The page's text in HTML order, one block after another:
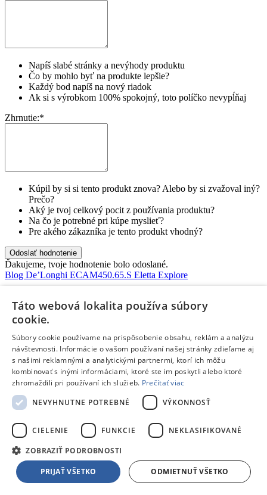
Napíš slabé stránky a nevýhody produktu
Čo by mohlo byť na produkte lepšie?
Každý bod napíš na nový riadok
Ak si s výrobkom 100% spokojný, toto políčko nevypĺňaj
Zhrnutie:*
Kúpil by si si tento produkt znova? Alebo by si zvažoval iný?
Prečo?
Aký je tvoj celkový pocit z používania produktu?
Na čo je potrebné pri kúpe myslieť?
Pre akého zákazníka je tento produkt vhodný?
Odoslať hodnotenie
Ďakujeme, tvoje hodnotenie bolo odoslané.
Blog De’Longhi ECAM450.65.S Eletta Explore
De'Longhi ponúka viac ako 50 nápojov.
Čítať článok
BlogNavigačné schopnosti robotických kosačiek Ecovacs
Inteligentné robotické kosačky Ecovacs sa navigujú a kosia bez
potreby inštalácie obvodových káblov. Zabudnite na zložitú,
finančne nákladnú a dlhotrvajúcu inštaláciu. Robotická kosačka je
pripravená už za pár minút. Inteligentné plánovanie kosenia,
vyhýbanie sa prekážkam či zakázané zóny sú pri robotických
kosačkách Ecovacs samozrejmosťou.
Záleží nám na našich zákazníkoch.
nákup u nás skutočne oplatí.
Nevieš sa rozhodnúť alebo potrebuješ poradiť? Neváhaj a obráť
sa na našich odborníkov, sú tu len pre teba!
Táto webová lokalita používa súbory
cookie.
Súbory cookie používame na prispôsobenie obsahu, reklám a analýzu
návštevnosti. Informácie o vašom používaní našej stránky zdieľame aj
s našimi reklamnými a analytickými partnermi, ktorí ich môžu
kombinovať s inými informáciami, ktoré ste im poskytli alebo ktoré
zhromaždili pri používaní ich služieb. Prečítať viac
NEVYHNUTNE POTREBNÉ
VÝKONNOSŤ
CIELENIE FUNKCIE NEKLASIFIKOVANÉ
ZOBRAZIŤ PODROBNOSTI
PRIJAŤ VŠETKO ODMIETNUŤ VŠETKO